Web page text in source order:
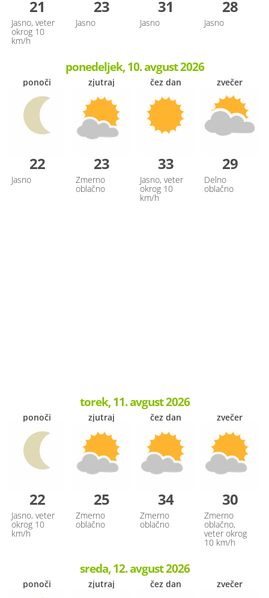
21
Jasno, veter
okrog 10
km/h
23
Jasno
31
Jasno
28
Jasno
ponedeljek, 10. avgust 2026
ponoči
22
Jasno
zjutraj
23
Zmerno
oblačno
čez dan
33
Jasno, veter
okrog 10
km/h
zvečer
29
Delno
oblačno
torek, 11. avgust 2026
ponoči
22
Jasno, veter
okrog 10
km/h
zjutraj
25
Zmerno
oblačno
čez dan
34
Zmerno
oblačno
zvečer
30
Zmerno
oblačno,
veter okrog
10 km/h
sreda, 12. avgust 2026
ponoči zjutraj čez dan zvečer